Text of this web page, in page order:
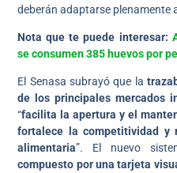
deberán adaptarse plenamente
Nota que te puede interesar:
se consumen 385 huevos por
El Senasa subrayó que la
de los principales mercados
“facilita la apertura y el
fortalece la competitividad y
alimentaria”. El nuevo
compuesto por una tarjeta